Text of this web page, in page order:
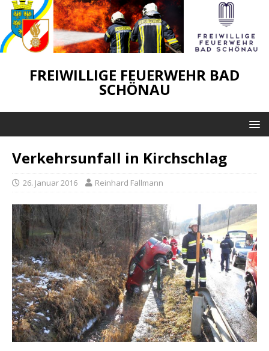
FREIWILLIGE FEUERWEHR BAD
SCHÖNAU
Verkehrsunfall in Kirchschlag
26. Januar 2016 Reinhard Fallmann